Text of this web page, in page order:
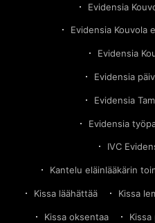
Evidensia
Evidensia Kouvola
Evidensia
Evidensia
Evidensia
Evidensia
IVC
Kantelu eläinlääkärin
Kissa läähättää Kissa
Kissa oksentaa Kissa